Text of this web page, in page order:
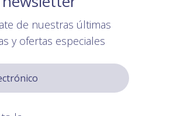
de nuestras últimas
y ofertas especiales